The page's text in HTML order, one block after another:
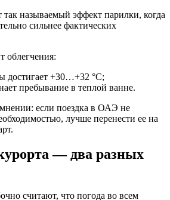
так называемый эффект парилки, когда
сильнее фактических
облегчения:
достигает +30…+32 °C;
пребывание в теплой ванне.
если поездка в ОАЭ не
лучше перенести ее на
— два разных
считают, что погода во всем